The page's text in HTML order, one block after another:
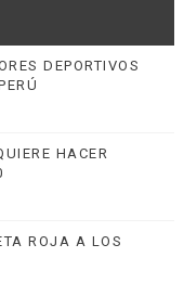
DEPORTIVOS
HACER
ROJA A LOS